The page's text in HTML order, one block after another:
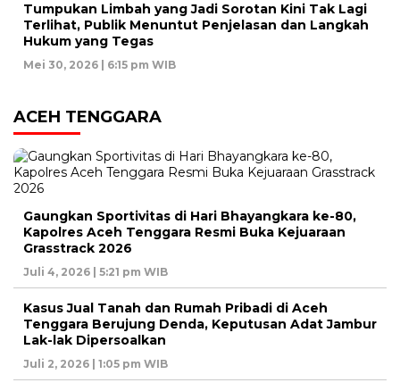
Tumpukan Limbah yang Jadi Sorotan Kini Tak Lagi
Terlihat, Publik Menuntut Penjelasan dan Langkah
Hukum yang Tegas
Mei 30, 2026 | 6:15 pm WIB
ACEH TENGGARA
Gaungkan Sportivitas di Hari Bhayangkara ke-80,
Kapolres Aceh Tenggara Resmi Buka Kejuaraan
Grasstrack 2026
Juli 4, 2026 | 5:21 pm WIB
Kasus Jual Tanah dan Rumah Pribadi di Aceh
Tenggara Berujung Denda, Keputusan Adat Jambur
Lak-lak Dipersoalkan
Juli 2, 2026 | 1:05 pm WIB